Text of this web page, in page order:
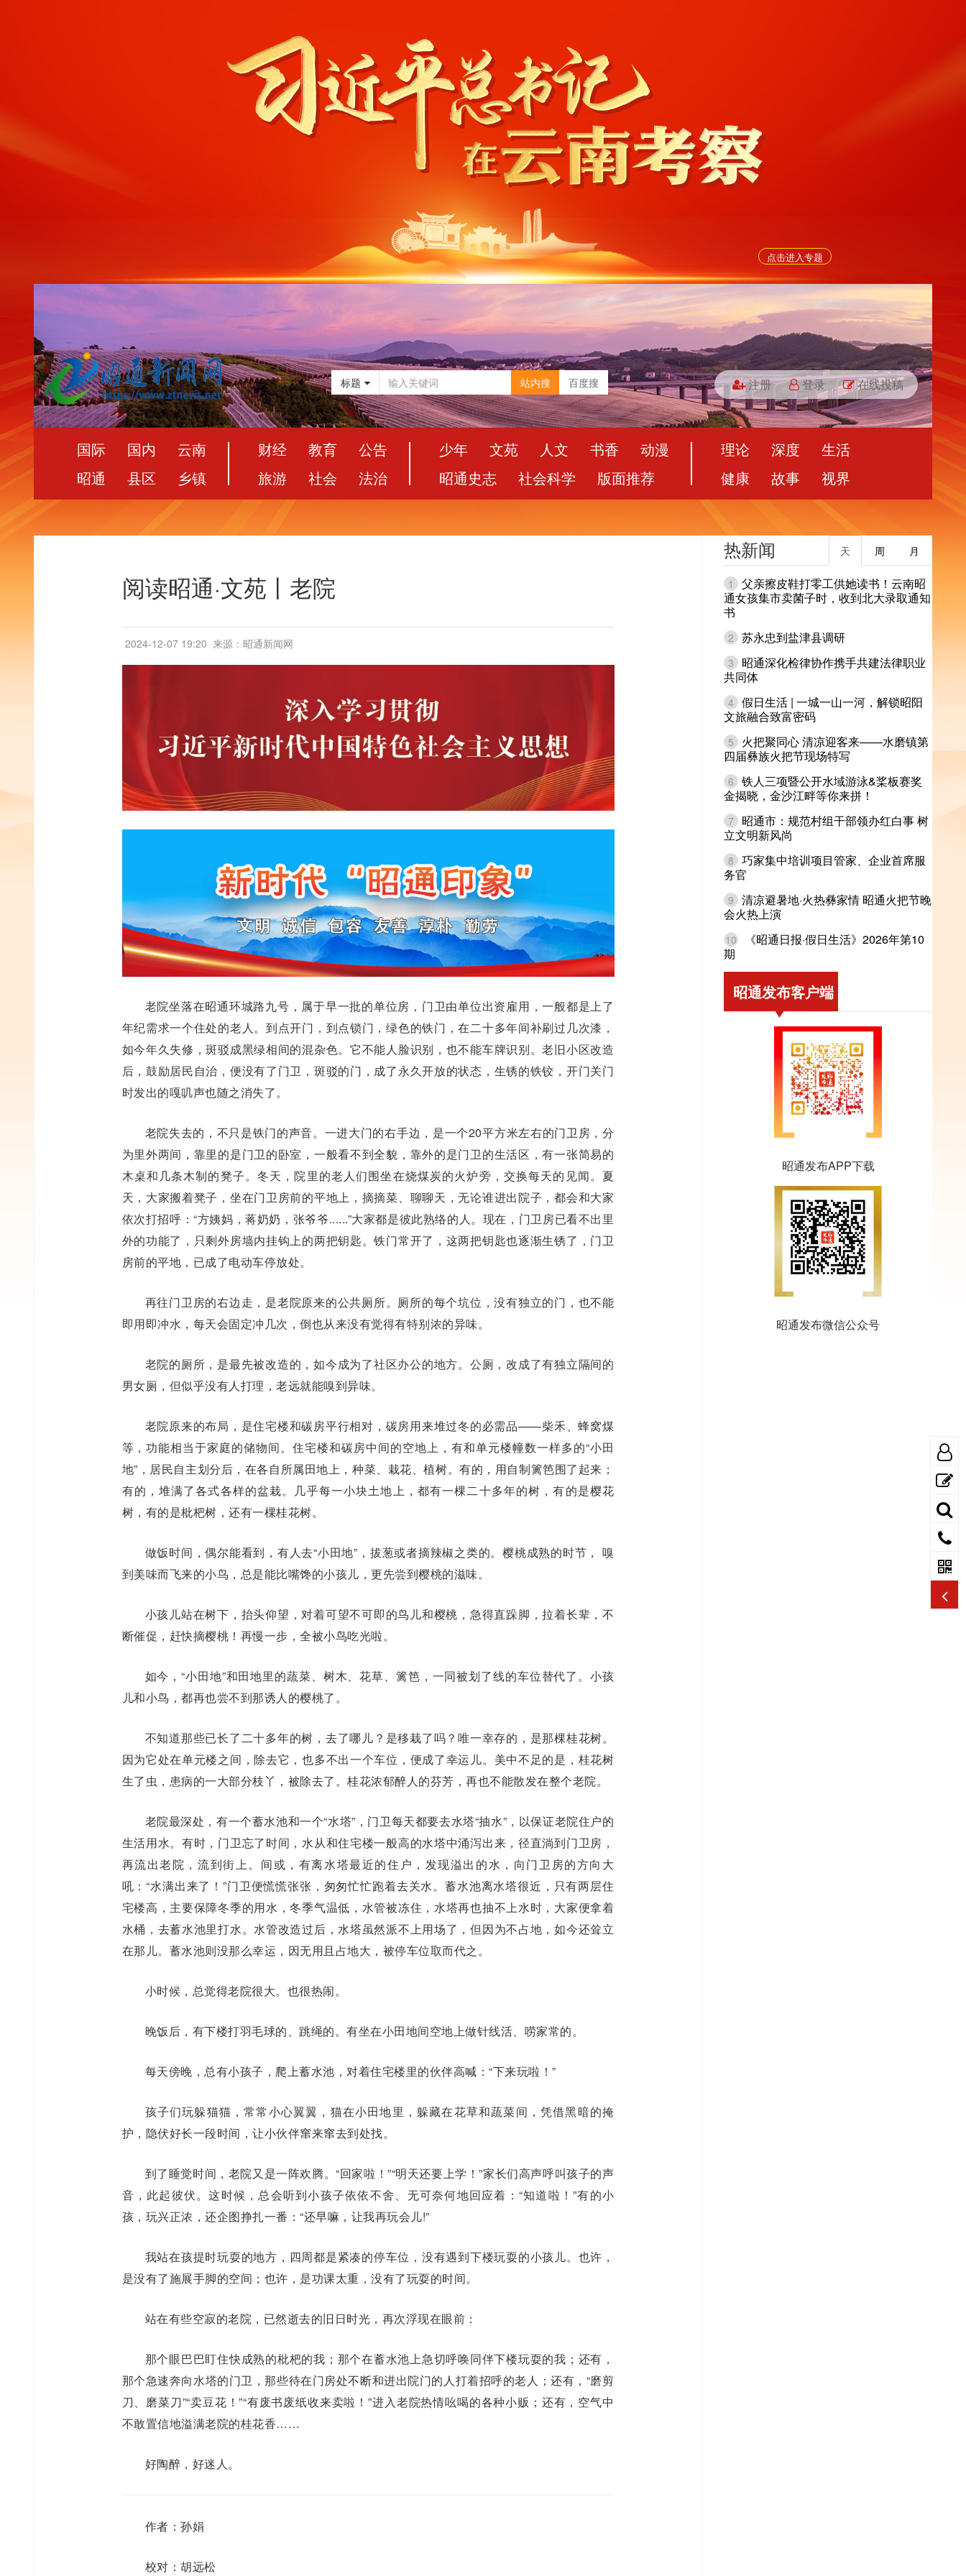
点击进入专题
标题 站内搜 百度搜 注册 登录 在线投稿
国际 国内
云南
昭通
县区 乡镇
财经 教育
公告
旅游
社会 法治
少年 文苑 人文 书香
动漫
昭通史志
社会科学 版面推荐
理论 深度
生活
健康
故事 视界
阅读昭通·文苑丨老院
2024-12-07 19:20 来源：昭通新闻网
老院坐落在昭通环城路九号，属于早一批的单位房，门卫由单位出资雇用，一般都是上了
年纪需求一个住处的老人。到点开门，到点锁门，绿色的铁门，在二十多年间补刷过几次漆，
如今年久失修，斑驳成黑绿相间的混杂色。它不能人脸识别，也不能车牌识别。老旧小区改造
后，鼓励居民自治，便没有了门卫，斑驳的门，成了永久开放的状态，生锈的铁铰，开门关门
时发出的嘎叽声也随之消失了。
老院失去的，不只是铁门的声音。一进大门的右手边，是一个20平方米左右的门卫房，分
为里外两间，靠里的是门卫的卧室，一般看不到全貌，靠外的是门卫的生活区，有一张简易的
木桌和几条木制的凳子。冬天，院里的老人们围坐在烧煤炭的火炉旁，交换每天的见闻。夏
天，大家搬着凳子，坐在门卫房前的平地上，摘摘菜、聊聊天，无论谁进出院子，都会和大家
依次打招呼：“方姨妈，蒋奶奶，张爷爷......”大家都是彼此熟络的人。现在，门卫房已看不出里
外的功能了，只剩外房墙内挂钩上的两把钥匙。铁门常开了，这两把钥匙也逐渐生锈了，门卫
房前的平地，已成了电动车停放处。
再往门卫房的右边走，是老院原来的公共厕所。厕所的每个坑位，没有独立的门，也不能
即用即冲水，每天会固定冲几次，倒也从来没有觉得有特别浓的异味。
老院的厕所，是最先被改造的，如今成为了社区办公的地方。公厕，改成了有独立隔间的
男女厕，但似乎没有人打理，老远就能嗅到异味。
老院原来的布局，是住宅楼和碳房平行相对，碳房用来堆过冬的必需品——柴禾、蜂窝煤
等，功能相当于家庭的储物间。住宅楼和碳房中间的空地上，有和单元楼幢数一样多的“小田
地”，居民自主划分后，在各自所属田地上，种菜、栽花、植树。有的，用自制篱笆围了起来；
有的，堆满了各式各样的盆栽。几乎每一小块土地上，都有一棵二十多年的树，有的是樱花
树，有的是枇杷树，还有一棵桂花树。
做饭时间，偶尔能看到，有人去“小田地”，拔葱或者摘辣椒之类的。樱桃成熟的时节， 嗅
到美味而飞来的小鸟，总是能比嘴馋的小孩儿，更先尝到樱桃的滋味。
小孩儿站在树下，抬头仰望，对着可望不可即的鸟儿和樱桃，急得直跺脚，拉着长辈，不
断催促，赶快摘樱桃！再慢一步，全被小鸟吃光啦。
如今，“小田地”和田地里的蔬菜、树木、花草、篱笆，一同被划了线的车位替代了。小孩
儿和小鸟，都再也尝不到那诱人的樱桃了。
不知道那些已长了二十多年的树，去了哪儿？是移栽了吗？唯一幸存的，是那棵桂花树。
因为它处在单元楼之间，除去它，也多不出一个车位，便成了幸运儿。美中不足的是，桂花树
生了虫，患病的一大部分枝丫，被除去了。桂花浓郁醉人的芬芳，再也不能散发在整个老院。
老院最深处，有一个蓄水池和一个“水塔”，门卫每天都要去水塔“抽水”，以保证老院住户的
生活用水。有时，门卫忘了时间，水从和住宅楼一般高的水塔中涌泻出来，径直淌到门卫房，
再流出老院，流到街上。间或，有离水塔最近的住户，发现溢出的水，向门卫房的方向大
吼：“水满出来了！”门卫便慌慌张张，匆匆忙忙跑着去关水。蓄水池离水塔很近，只有两层住
宅楼高，主要保障冬季的用水，冬季气温低，水管被冻住，水塔再也抽不上水时，大家便拿着
水桶，去蓄水池里打水。水管改造过后，水塔虽然派不上用场了，但因为不占地，如今还耸立
在那儿。蓄水池则没那么幸运，因无用且占地大，被停车位取而代之。
小时候，总觉得老院很大。也很热闹。
晚饭后，有下楼打羽毛球的、跳绳的。有坐在小田地间空地上做针线活、唠家常的。
每天傍晚，总有小孩子，爬上蓄水池，对着住宅楼里的伙伴高喊：“下来玩啦！”
孩子们玩躲猫猫，常常小心翼翼，猫在小田地里，躲藏在花草和蔬菜间，凭借黑暗的掩
护，隐伏好长一段时间，让小伙伴窜来窜去到处找。
到了睡觉时间，老院又是一阵欢腾。“回家啦！”“明天还要上学！”家长们高声呼叫孩子的声
音，此起彼伏。这时候，总会听到小孩子依依不舍、无可奈何地回应着：“知道啦！”有的小
孩，玩兴正浓，还企图挣扎一番：“还早嘛，让我再玩会儿!”
我站在孩提时玩耍的地方，四周都是紧凑的停车位，没有遇到下楼玩耍的小孩儿。也许，
是没有了施展手脚的空间；也许，是功课太重，没有了玩耍的时间。
站在有些空寂的老院，已然逝去的旧日时光，再次浮现在眼前：
那个眼巴巴盯住快成熟的枇杷的我；那个在蓄水池上急切呼唤同伴下楼玩耍的我；还有，
那个急速奔向水塔的门卫，那些待在门房处不断和进出院门的人打着招呼的老人；还有，“磨剪
刀、磨菜刀”“卖豆花！”“有废书废纸收来卖啦！”进入老院热情吆喝的各种小贩；还有，空气中
不敢置信地溢满老院的桂花香……
好陶醉，好迷人。
作者： 孙娟
校对：胡远松
热新闻 月
周
天
1
父亲擦皮鞋打零工供她读书！云南昭
通女孩集市卖菌子时，收到北大录取通知
书
2 苏永忠到盐津县调研
3
昭通深化检律协作携手共建法律职业
共同体
4 假日生活 | 一城一山一河，解锁昭阳
文旅融合致富密码
5
火把聚同心 清凉迎客来——水磨镇第
四届彝族火把节现场特写
6 铁人三项暨公开水域游泳&桨板赛奖
金揭晓，金沙江畔等你来拼！
7
昭通市：规范村组干部领办红白事 树
立文明新风尚
8 巧家集中培训项目管家、企业首席服
务官
9 清凉避暑地·火热彝家情 昭通火把节晚
会火热上演
10
《昭通日报·假日生活》2026年第10
期
昭通发布客户端
昭通发布APP下载
昭通发布微信公众号